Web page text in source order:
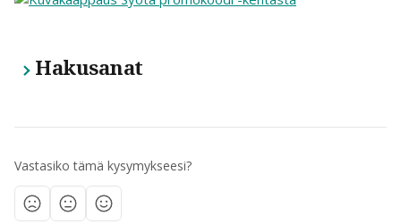
Hakusanat
Vastasiko tämä kysymykseesi?